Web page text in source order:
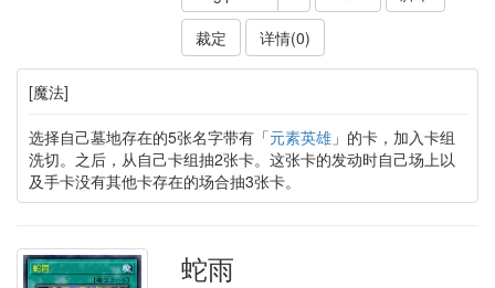
裁定
详情(0)
[魔法]
选择自己墓地存在的5张名字带有「元素英雄」的卡，加入卡组
洗切。之后，从自己卡组抽2张卡。这张卡的发动时自己场上以
及手卡没有其他卡存在的场合抽3张卡。
蛇雨